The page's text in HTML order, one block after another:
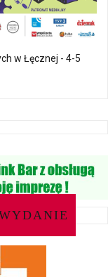
w Łęcznej - 4-5